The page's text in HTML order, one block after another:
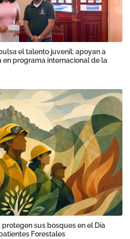
el talento juvenil; apoyan a
programa internacional de la
sus bosques en el Día
Forestales